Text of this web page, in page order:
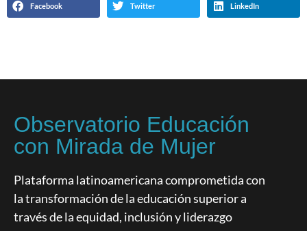
Facebook Twitter LinkedIn
Observatorio Educación
con Mirada de Mujer
Plataforma latinoamericana comprometida con
la transformación de la educación superior a
través de la equidad, inclusión y liderazgo